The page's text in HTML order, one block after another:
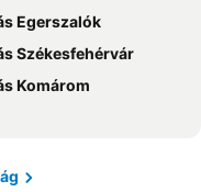
Egerszalók
Székesfehérvár
Komárom